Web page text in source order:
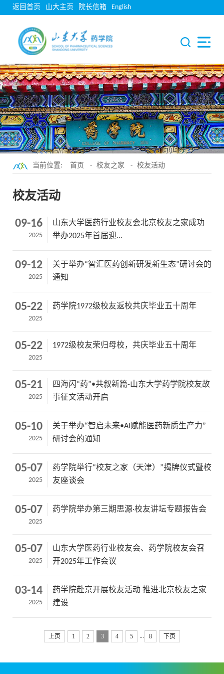
返回首页 山大主页 院长信箱 English
当前位置: 首页 - 校友之家 - 校友活动
校友活动
09-16
2025
山东大学医药行业校友会北京校友之家成功
举办2025年首届迎...
09-12
2025
关于举办“智汇医药创新研发新生态”研讨会的
通知
05-22
2025
药学院1972级校友返校共庆毕业五十周年
05-22
2025
1972级校友荣归母校，共庆毕业五十周年
05-21
2025
四海闪“药”•共叙新篇-山东大学药学院校友故
事征文活动开启
05-10
2025
关于举办“智启未来•AI赋能医药新质生产力”
研讨会的通知
05-07
2025
药学院举行“校友之家（天津）”揭牌仪式暨校
友座谈会
05-07
2025
药学院举办第三期思源·校友讲坛专题报告会
05-07
2025
山东大学医药行业校友会、药学院校友会召
开2025年工作会议
03-14
2025
药学院赴京开展校友活动 推进北京校友之家
建设
上页 1 2 3 4 5 ... 8 下页